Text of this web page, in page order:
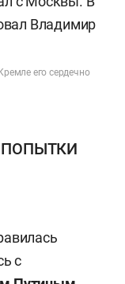
его сердечно
с